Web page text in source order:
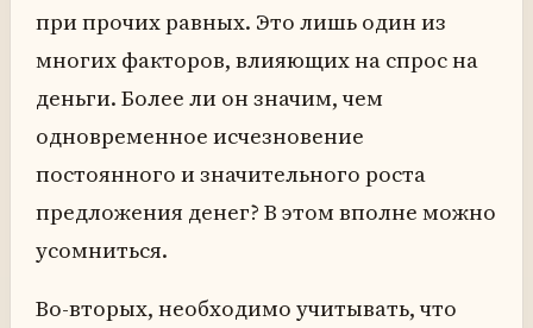
при прочих равных. Это лишь один из
многих факторов, влияющих на спрос на
деньги. Более ли он значим, чем
одновременное исчезновение
постоянного и значительного роста
предложения денег? В этом вполне можно
усомниться.
Во-вторых, необходимо учитывать, что